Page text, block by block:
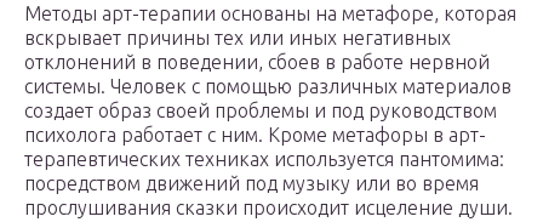
Методы арт-терапии основаны на метафоре, которая
вскрывает причины тех или иных негативных
отклонений в поведении, сбоев в работе нервной
системы. Человек с помощью различных материалов
создает образ своей проблемы и под руководством
психолога работает с ним. Кроме метафоры в арт-
терапевтических техниках используется пантомима:
посредством движений под музыку или во время
прослушивания сказки происходит исцеление души.